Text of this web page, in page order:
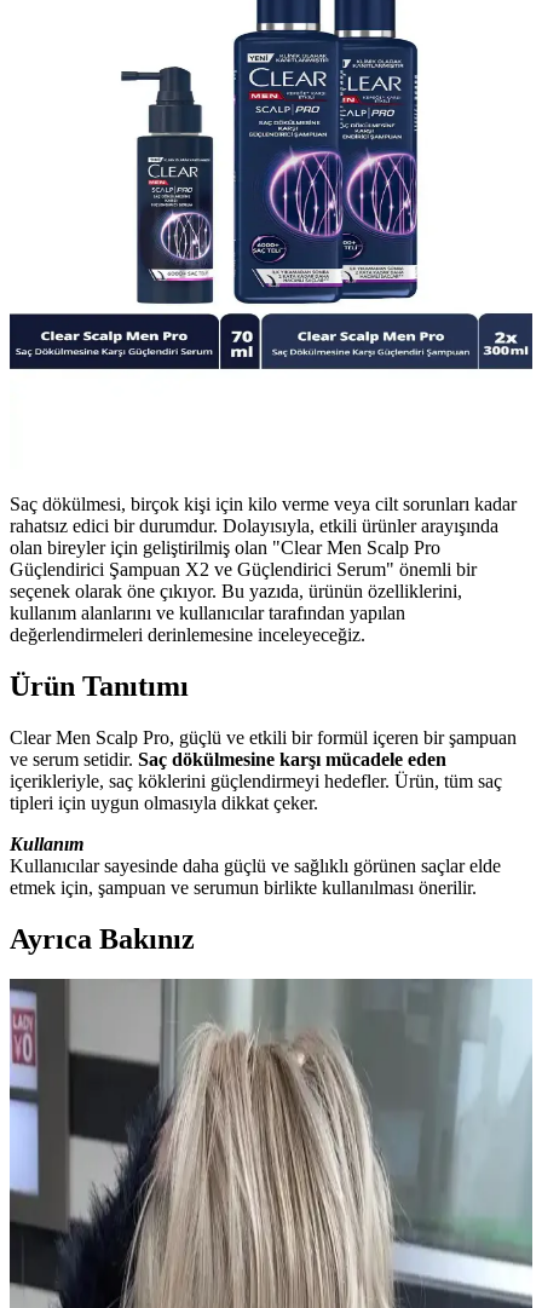
Saç dökülmesi, birçok kişi için kilo verme veya cilt sorunları kadar
rahatsız edici bir durumdur. Dolayısıyla, etkili ürünler arayışında
olan bireyler için geliştirilmiş olan "Clear Men Scalp Pro
Güçlendirici Şampuan X2 ve Güçlendirici Serum" önemli bir
seçenek olarak öne çıkıyor. Bu yazıda, ürünün özelliklerini,
kullanım alanlarını ve kullanıcılar tarafından yapılan
değerlendirmeleri derinlemesine inceleyeceğiz.
Ürün Tanıtımı
Clear Men Scalp Pro, güçlü ve etkili bir formül içeren bir şampuan
ve serum setidir. Saç dökülmesine karşı mücadele eden
içerikleriyle, saç köklerini güçlendirmeyi hedefler. Ürün, tüm saç
tipleri için uygun olmasıyla dikkat çeker.
Kullanım
Kullanıcılar sayesinde daha güçlü ve sağlıklı görünen saçlar elde
etmek için, şampuan ve serumun birlikte kullanılması önerilir.
Ayrıca Bakınız
2024 Kısa Saç Bakım ve Renk Trendleri ile
Şıklığınızı Yansıtın
2024 yılında kısa saçlar için doğal ve pastel tonlar öne çıkıyor.
Sağlıklı görünüm için düzenli bakım ve uygun renk seçimleriyle
şıklığınızı artırın.
Dermanew Ka<dı>nlara Özel Losyon: Doğal
İçeriklerle Saç Dökülmesine Karşı Etkili Çözüm
Dermanew Ka<dı>nlara Özel Losyon, doğal içeriklerle saç
dökülmesine karşı etkili, kullanımı kolay ve vegan formülüyle saç
sağlığını destekleyen bir saç bakım ürünüdür.